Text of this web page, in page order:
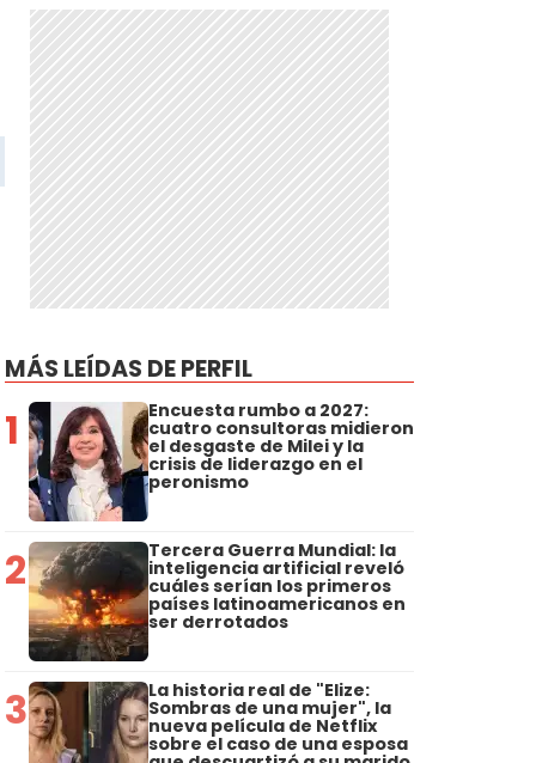
MÁS LEÍDAS DE PERFIL
1 Encuesta rumbo a 2027:
cuatro consultoras midieron
el desgaste de Milei y la
crisis de liderazgo en el
peronismo
2 Tercera Guerra Mundial: la
inteligencia artificial reveló
cuáles serían los primeros
países latinoamericanos en
ser derrotados
3 La historia real de "Elize:
Sombras de una mujer", la
nueva película de Netflix
sobre el caso de una esposa